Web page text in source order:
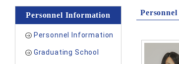
Personnel Information
Personnel Information
Graduating School